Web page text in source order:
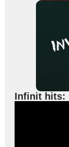
Infinit hits: